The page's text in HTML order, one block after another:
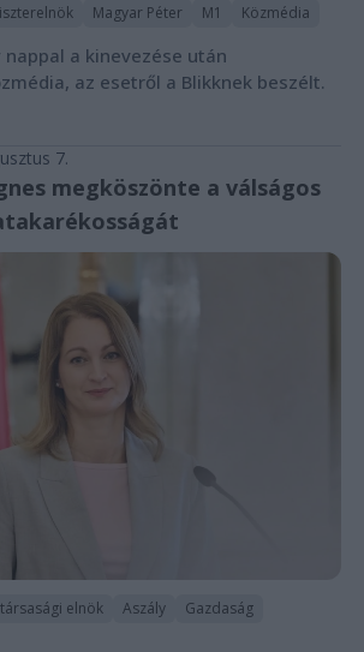
Magyar Péter M1 Közmédia
a kinevezése után
az esetről a Blikknek beszélt.
7.
megköszönte a válságos
elnök Aszály
Gazdaság